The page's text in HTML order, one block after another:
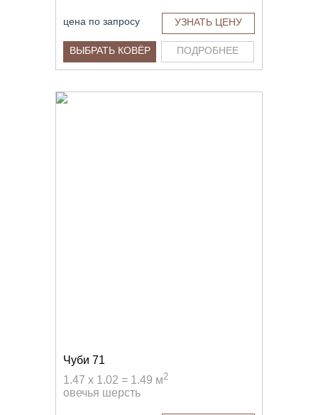
цена по запросу УЗНАТЬ ЦЕНУ
ВЫБРАТЬ КОВЁР ПОДРОБНЕЕ
Чуби 71
1.47 x 1.02 = 1.49 м2
овечья шерсть